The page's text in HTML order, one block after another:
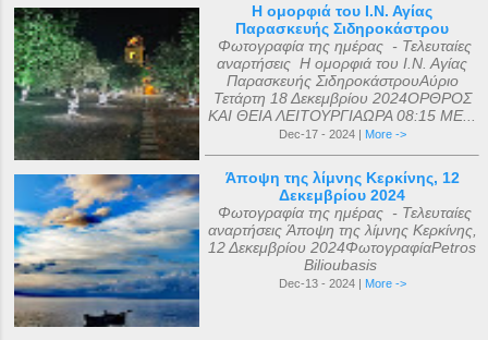
Η ομορφιά του Ι.Ν. Αγίας
Παρασκευής Σιδηροκάστρου
Φωτογραφία της ημέρας - Τελευταίες
αναρτήσεις Η ομορφιά του Ι.Ν. Αγίας
Παρασκευής ΣιδηροκάστρουΑύριο
Τετάρτη 18 Δεκεμβρίου 2024ΟΡΘΡΟΣ
ΚΑΙ ΘΕΙΑ ΛΕΙΤΟΥΡΓΙΑΩΡΑ 08:15 ΜΕ...
Dec-17 - 2024 | More ->
Άποψη της λίμνης Κερκίνης, 12
Δεκεμβρίου 2024
Φωτογραφία της ημέρας - Τελευταίες
αναρτήσεις Άποψη της λίμνης Κερκίνης,
12 Δεκεμβρίου 2024ΦωτογραφίαPetros
Bilioubasis
Dec-13 - 2024 | More ->